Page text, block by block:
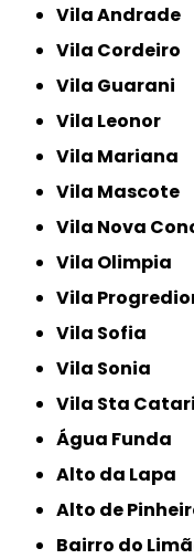
Vila Andrade
Vila Cordeiro
Vila Guarani
Vila Leonor
Vila Mariana
Vila Mascote
Vila Nova
Vila Olimpia
Vila
Vila Sofia
Vila Sonia
Vila Sta
Água Funda
Alto da Lapa
Alto de
Bairro do